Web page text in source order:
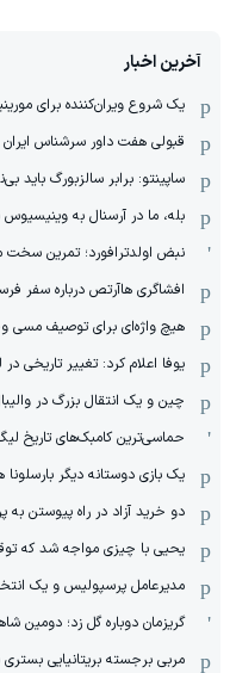
آخرین اخبار
یک شروع ویران‌کننده برای
قبولی هفت داور سرشناس
ساپینتو: برابر سالزبورگ باید
بله، ما در آرسنال به وینیسیوس
نبض اولدترافورد؛ تمرین سخت
افشاگری هاآرتص درباره سفر
هیچ واژه‌ای برای توصیف مسی
یوفا اعلام کرد: تغییر تاریخی
چین و یک انتقال بزرگ در
حماسی‌ترین کامبک‌های تاریخ
یک بازی دوستانه دیگر
دو خرید آزاد در راه پیوستن
یحیی با چیزی مواجه شد که
مدیرعامل پرسپولیس و یک
گریزمان دوباره گل زد؛ دومین
مربی برجسته بریتانیایی